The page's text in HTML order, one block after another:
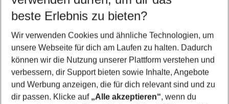
5-8 Nächte
2 Erwachsene Keine Kinder
Mehr Filter anzeigen
beste Erlebnis zu bieten?
Wir verwenden Cookies und ähnliche Technologien, um
unsere Webseite für dich am Laufen zu halten. Dadurch
können wir die Nutzung unserer Plattform verstehen und
verbessern, dir Support bieten sowie Inhalte, Angebote
und Werbung anzeigen, die für dich relevant sind und zu
dir passen. Klicke auf „Alle akzeptieren“, wenn du